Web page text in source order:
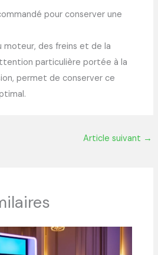
pour conserver une
moteur, des freins et de la
particulière portée à la
permet de conserver ce
Article suivant →